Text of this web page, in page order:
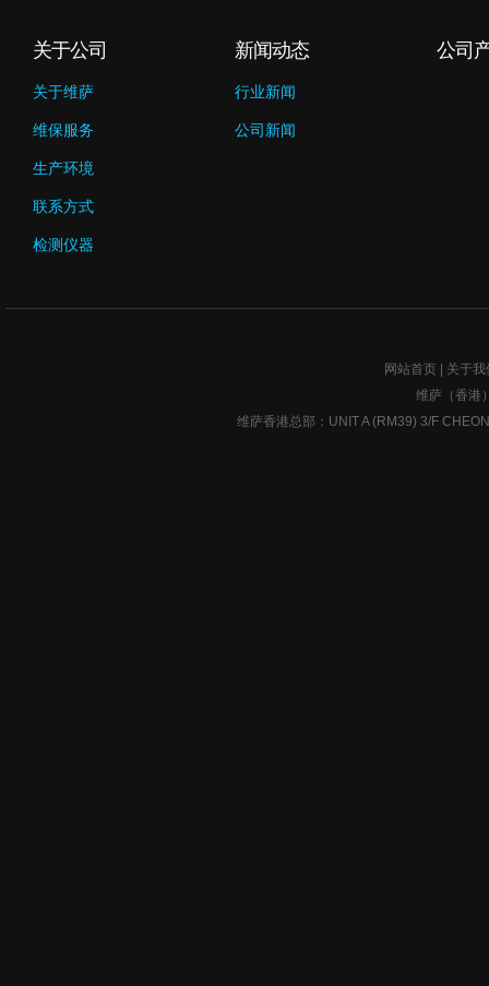
关于公司
关于维萨
维保服务
生产环境
联系方式
检测仪器
新闻动态
行业新闻
公司新闻
公司
网站首页
关于我
维萨（香港
维萨香港总部：UNIT A (RM39) 3/F